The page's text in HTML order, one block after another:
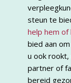
steun te
help hem of
bied aan
u ook
partner of
bereid